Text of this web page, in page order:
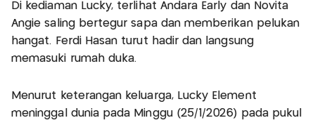
Di kediaman Lucky, terlihat Andara Early dan Novita
Angie saling bertegur sapa dan memberikan pelukan
hangat. Ferdi Hasan turut hadir dan langsung
memasuki rumah duka.
Menurut keterangan keluarga, Lucky Element
meninggal dunia pada Minggu (25/1/2026) pada pukul